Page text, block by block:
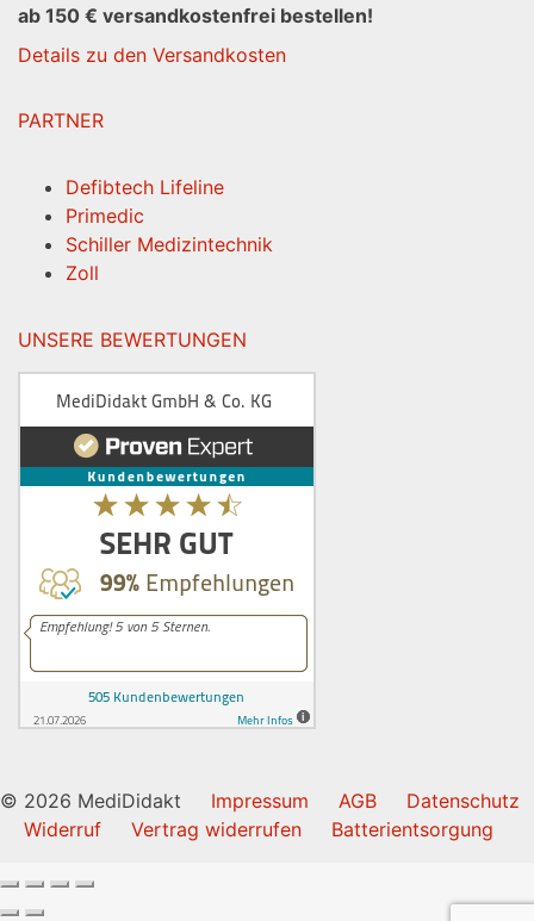
ab 150 € versandkostenfrei bestellen!
Details zu den Versandkosten
PARTNER
Defibtech Lifeline
Primedic
Schiller Medizintechnik
Zoll
UNSERE BEWERTUNGEN
© 2026 MediDidakt Impressum AGB
Datenschutz
Widerruf
Vertrag widerrufen Batterientsorgung